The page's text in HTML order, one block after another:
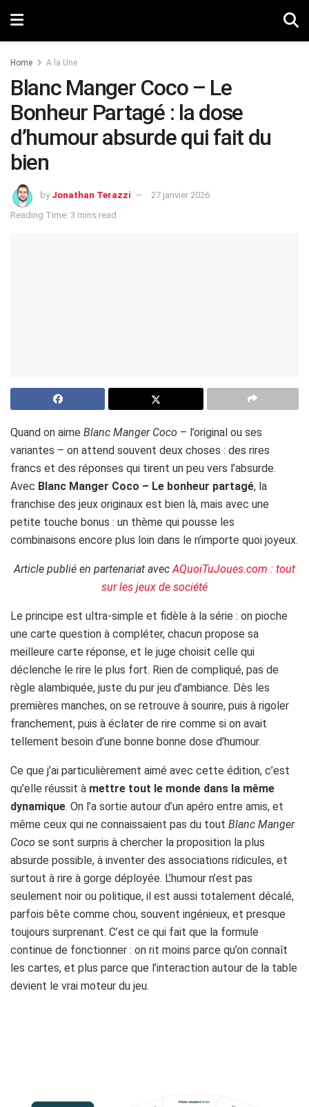
Home A la Une
Blanc Manger Coco – Le
Bonheur Partagé : la dose
d’humour absurde qui fait du
bien
by Jonathan Terazzi
27 janvier 2026
Reading Time: 3 mins read
Quand on aime Blanc Manger Coco – l’original ou ses
variantes – on attend souvent deux choses : des rires
francs et des réponses qui tirent un peu vers l’absurde.
Avec Blanc Manger Coco – Le bonheur partagé, la
franchise des jeux originaux est bien là, mais avec une
petite touche bonus : un thème qui pousse les
combinaisons encore plus loin dans le n’importe quoi joyeux.
Article publié en partenariat avec AQuoiTuJoues.com : tout
sur les jeux de société
Le principe est ultra-simple et fidèle à la série : on pioche
une carte question à compléter, chacun propose sa
meilleure carte réponse, et le juge choisit celle qui
déclenche le rire le plus fort. Rien de compliqué, pas de
règle alambiquée, juste du pur jeu d’ambiance. Dès les
premières manches, on se retrouve à sourire, puis à rigoler
franchement, puis à éclater de rire comme si on avait
tellement besoin d’une bonne bonne dose d’humour.
Ce que j’ai particulièrement aimé avec cette édition, c’est
qu’elle réussit à mettre tout le monde dans la même
dynamique. On l’a sortie autour d’un apéro entre amis, et
même ceux qui ne connaissaient pas du tout Blanc Manger
Coco se sont surpris à chercher la proposition la plus
absurde possible, à inventer des associations ridicules, et
surtout à rire à gorge déployée. L’humour n’est pas
seulement noir ou politique, il est aussi totalement décalé,
parfois bête comme chou, souvent ingénieux, et presque
toujours surprenant. C’est ce qui fait que la formule
continue de fonctionner : on rit moins parce qu’on connaît
les cartes, et plus parce que l’interaction autour de la table
devient le vrai moteur du jeu.